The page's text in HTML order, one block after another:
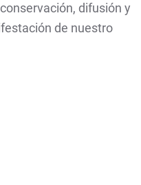
difusión y
de nuestro